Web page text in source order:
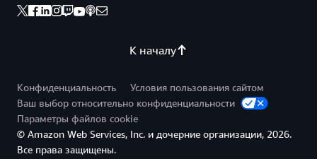
К началу
Конфиденциальность
Условия пользования сайтом
Ваш выбор относительно конфиденциальности
Параметры файлов cookie
© Amazon Web Services, Inc. и дочерние организации, 2026.
Все права защищены.